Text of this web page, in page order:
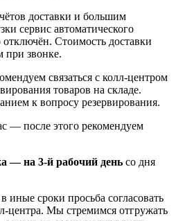
доставки и большим
сервис автоматического
отключён. Стоимость доставки
при звонке.
связаться с колл‑центром
товаров на складе.
к вопросу резервирования.
— после этого рекомендуем
— на 3‑й рабочий день со дня
иные сроки просьба согласовать
Мы стремимся отгружать